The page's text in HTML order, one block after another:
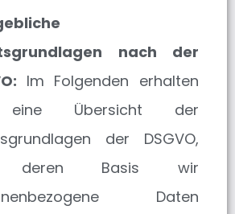
nach der
Im Folgenden erhalten
Übersicht der
der DSGVO,
deren Basis wir
Daten